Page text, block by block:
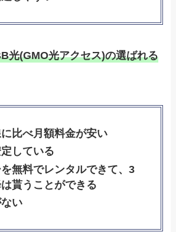
光(GMO光アクセス)の選ばれる
比べ月額料金が安い
している
無料でレンタルできて、3
貰うことができる
い